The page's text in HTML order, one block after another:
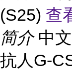
(S25) 查
简介 中
抗人G-